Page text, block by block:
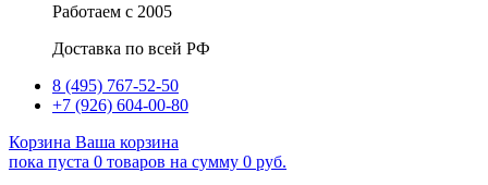
Работаем с 2005
Доставка по всей РФ
8 (495) 767-52-50
+7 (926) 604-00-80
Корзина Ваша корзина
пока пуста 0 товаров на сумму 0 руб.